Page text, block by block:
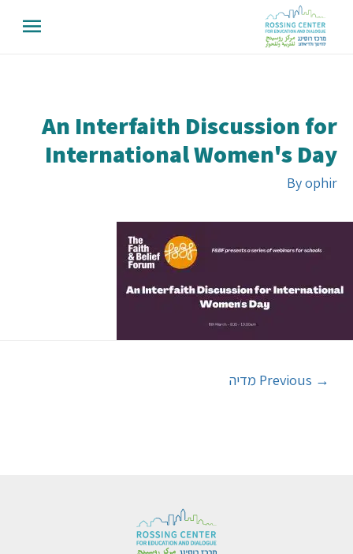
An Interfaith Discussion for
International Women's Day
Byophir
→